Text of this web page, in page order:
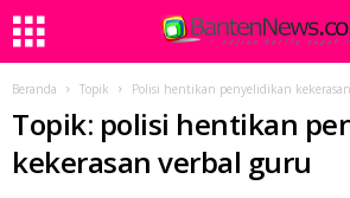
Beranda Topik Polisi hentikan penyelidikan
Topik: polisi hentikan
kekerasan verbal guru